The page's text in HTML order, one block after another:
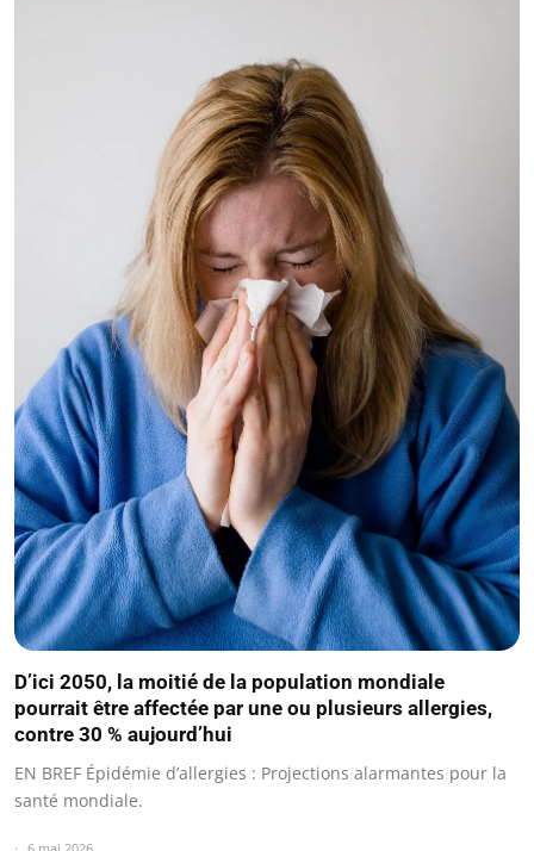
D’ici 2050, la moitié de la population mondiale
pourrait être affectée par une ou plusieurs allergies,
contre 30 % aujourd’hui
EN BREF Épidémie d’allergies : Projections alarmantes pour la
santé mondiale.